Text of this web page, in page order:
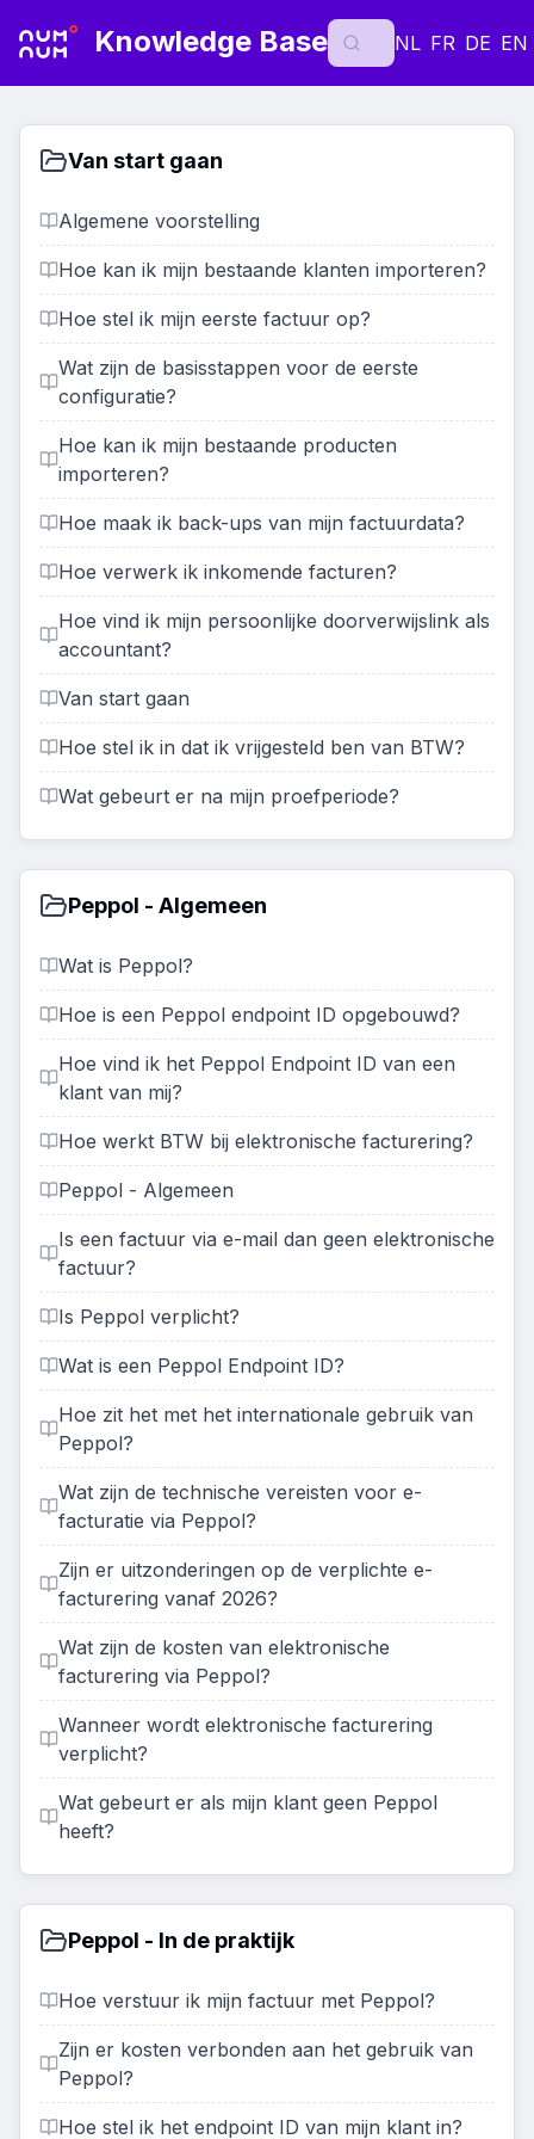
Knowledge Base NL FR DE EN
Van start gaan
Algemene voorstelling
Hoe kan ik mijn bestaande klanten importeren?
Hoe stel ik mijn eerste factuur op?
Wat zijn de basisstappen voor de eerste
configuratie?
Hoe kan ik mijn bestaande producten
importeren?
Hoe maak ik back-ups van mijn factuurdata?
Hoe verwerk ik inkomende facturen?
Hoe vind ik mijn persoonlijke doorverwijslink als
accountant?
Van start gaan
Hoe stel ik in dat ik vrijgesteld ben van BTW?
Wat gebeurt er na mijn proefperiode?
Peppol - Algemeen
Wat is Peppol?
Hoe is een Peppol endpoint ID opgebouwd?
Hoe vind ik het Peppol Endpoint ID van een
klant van mij?
Hoe werkt BTW bij elektronische facturering?
Peppol - Algemeen
Is een factuur via e-mail dan geen elektronische
factuur?
Is Peppol verplicht?
Wat is een Peppol Endpoint ID?
Hoe zit het met het internationale gebruik van
Peppol?
Wat zijn de technische vereisten voor e-
facturatie via Peppol?
Zijn er uitzonderingen op de verplichte e-
facturering vanaf 2026?
Wat zijn de kosten van elektronische
facturering via Peppol?
Wanneer wordt elektronische facturering
verplicht?
Wat gebeurt er als mijn klant geen Peppol
heeft?
Peppol - In de praktijk
Hoe verstuur ik mijn factuur met Peppol?
Zijn er kosten verbonden aan het gebruik van
Peppol?
Hoe stel ik het endpoint ID van mijn klant in?